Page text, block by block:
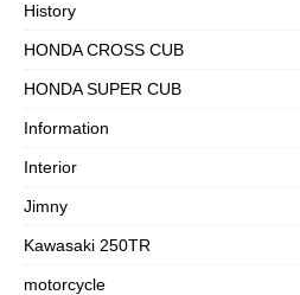
History
HONDA CROSS CUB
HONDA SUPER CUB
Information
Interior
Jimny
Kawasaki 250TR
motorcycle